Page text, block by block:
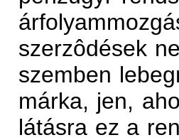
szerzôdések
szemben
márka, jen,
látásra ez a